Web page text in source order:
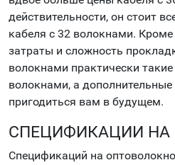
действительности, он стоит
кабеля с 32 волокнами. Кроме
затраты и сложность
волокнами практически
волокнами, а
пригодиться вам в будущем.
СПЕЦИФИКАЦИИ
Спецификаций на